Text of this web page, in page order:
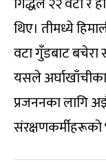
थिए। तीमध्ये
वटा गुँडबाट
यसले
प्रजननका लागि
संरक्षणकर्मीहरूको